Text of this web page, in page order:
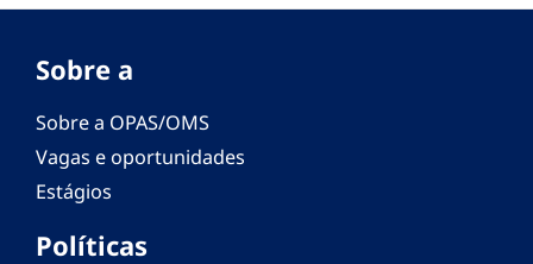
Sobre a
Sobre a OPAS/OMS
Vagas e oportunidades
Estágios
Políticas